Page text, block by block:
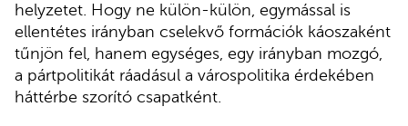
helyzetet. Hogy ne külön-külön, egymással is
ellentétes irányban cselekvő formációk káoszaként
tűnjön fel, hanem egységes, egy irányban mozgó,
a pártpolitikát ráadásul a várospolitika érdekében
háttérbe szorító csapatként.